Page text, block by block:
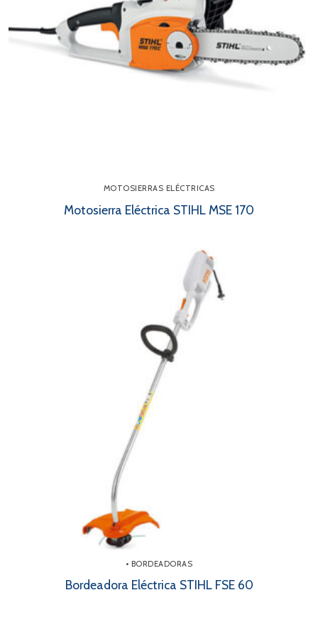
MOTOSIERRAS ELÉCTRICAS
Motosierra Eléctrica STIHL MSE 170
• BORDEADORAS
Bordeadora Eléctrica STIHL FSE 60